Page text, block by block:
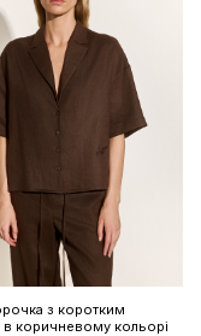
з коротким
коричневому кольорі